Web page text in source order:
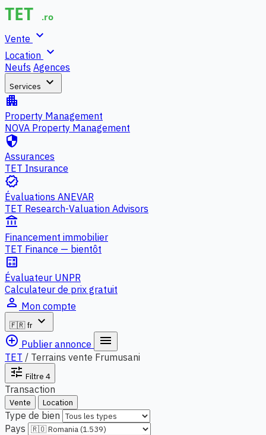
Vente expand_more
Location expand_more
Neufs Agences
Services expand_more
apartment
Property Management
NOVA Property Management
security
Assurances
TET Insurance
verified
Évaluations ANEVAR
TET Research-Valuation Advisors
account_balance
Financement immobilier
TET Finance — bientôt
calculate
Évaluateur UNPR
Calculateur de prix gratuit
person_outline Mon compte
🇫🇷 fr
expand_more
add_circle_outline Publier annonce menu
TET / Terrains vente Frumusani
tune Filtre 4
Transaction
Vente Location
Type de bien
Pays